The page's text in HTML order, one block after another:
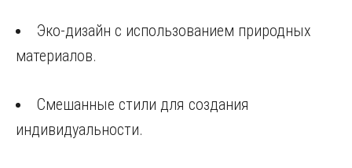
Эко-дизайн с использованием природных
материалов.
Смешанные стили для создания
индивидуальности.